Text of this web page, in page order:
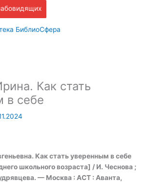
Как стать
в себе
Как стать уверенным в себе
школьного возраста] / И. Чеснова ;
— Москва : АСТ : Аванта,